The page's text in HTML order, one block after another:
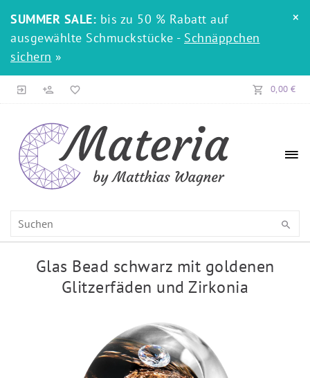
SUMMER SALE: bis zu 50 % Rabatt auf
ausgewählte Schmuckstücke - Schnäppchen
sichern »
×
0,00 €
Glas Bead schwarz mit goldenen
Glitzerfäden und Zirkonia